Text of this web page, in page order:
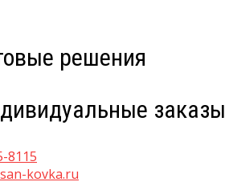
решения
заказы
8115
kovka.ru